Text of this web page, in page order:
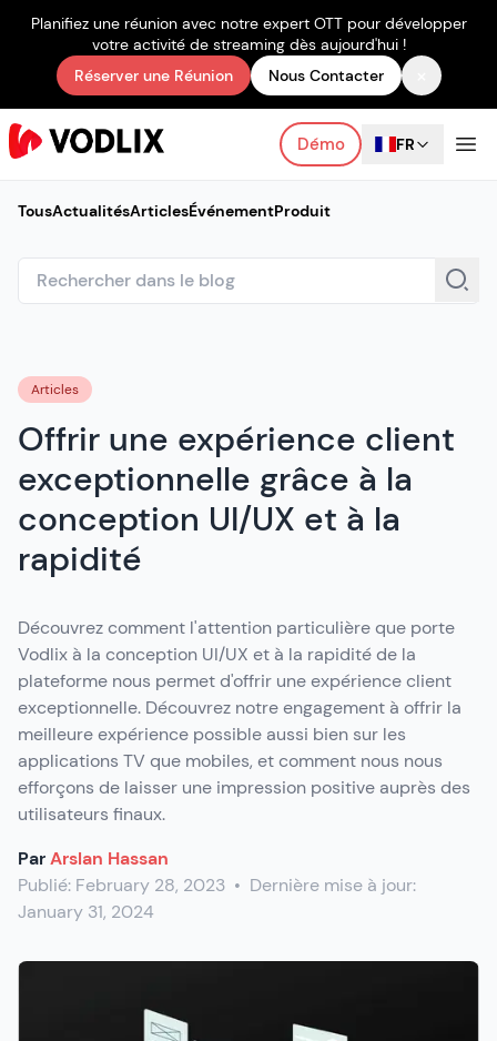
Planifiez une réunion avec notre expert OTT pour développer
votre activité de streaming dès aujourd'hui !
Réserver une Réunion
Nous Contacter
Démo FR
TousActualitésArticlesÉvénementProduit
Articles
Offrir une expérience client
exceptionnelle grâce à la
conception UI/UX et à la
rapidité
Découvrez comment l'attention particulière que porte
Vodlix à la conception UI/UX et à la rapidité de la
plateforme nous permet d'offrir une expérience client
exceptionnelle. Découvrez notre engagement à offrir la
meilleure expérience possible aussi bien sur les
applications TV que mobiles, et comment nous nous
efforçons de laisser une impression positive auprès des
utilisateurs finaux.
ParArslan Hassan
Publié: February 28, 2023 • Dernière mise à jour:
January 31, 2024